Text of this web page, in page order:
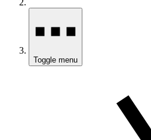
Toggle menu